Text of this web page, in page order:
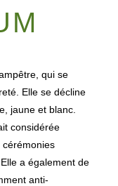
qui se
Elle se décline
jaune et blanc.
considérée
cérémonies
a également de
anti-